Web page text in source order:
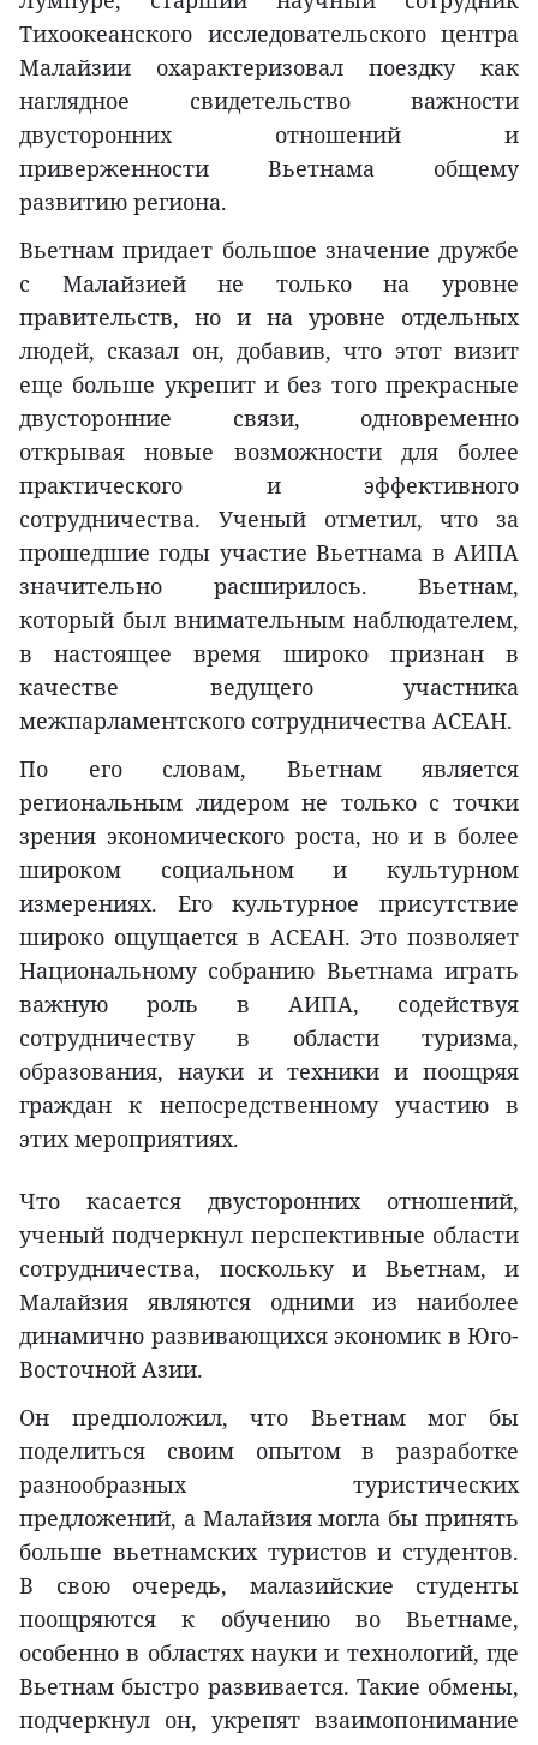
Тихоокеанского исследовательского центра
Малайзии охарактеризовал поездку как
наглядное свидетельство важности
двусторонних отношений и
приверженности Вьетнама общему
развитию региона.
Вьетнам придает большое значение дружбе
с Малайзией не только на уровне
правительств, но и на уровне отдельных
людей, сказал он, добавив, что этот визит
еще больше укрепит и без того прекрасные
двусторонние связи, одновременно
открывая новые возможности для более
практического и эффективного
сотрудничества. Ученый отметил, что за
прошедшие годы участие Вьетнама в АИПА
значительно расширилось. Вьетнам,
который был внимательным наблюдателем,
в настоящее время широко признан в
качестве ведущего участника
межпарламентского сотрудничества АСЕАН.
По его словам, Вьетнам является
региональным лидером не только с точки
зрения экономического роста, но и в более
широком социальном и культурном
измерениях. Его культурное присутствие
широко ощущается в АСЕАН. Это позволяет
Национальному собранию Вьетнама играть
важную роль в AИПА, содействуя
сотрудничеству в области туризма,
образования, науки и техники и поощряя
граждан к непосредственному участию в
этих мероприятиях.
Что касается двусторонних отношений,
ученый подчеркнул перспективные области
сотрудничества, поскольку и Вьетнам, и
Малайзия являются одними из наиболее
динамично развивающихся экономик в Юго-
Восточной Азии.
Он предположил, что Вьетнам мог бы
поделиться своим опытом в разработке
разнообразных туристических
предложений, а Малайзия могла бы принять
больше вьетнамских туристов и студентов.
В свою очередь, малазийские студенты
поощряются к обучению во Вьетнаме,
особенно в областях науки и технологий, где
Вьетнам быстро развивается. Такие обмены,
подчеркнул он, укрепят взаимопонимание